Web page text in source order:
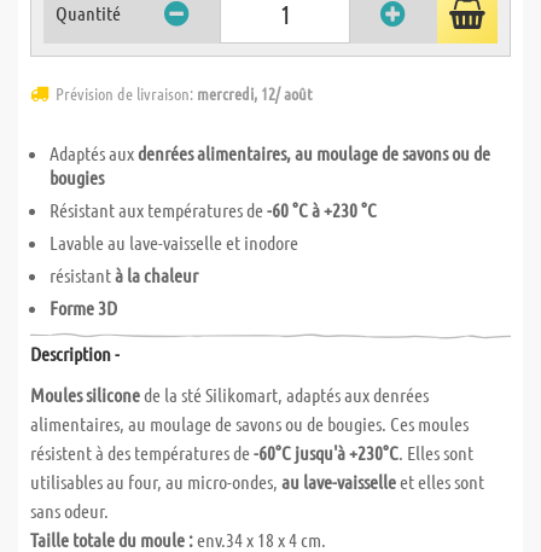
Quantité
Prévision de livraison: mercredi, 12/ août
Adaptés auxdenrées alimentaires, au moulage de savons ou de
bougies
Résistant aux températures de-60 °C à +230 °C
Lavable au lave-vaisselle et inodore
résistantà la chaleur
Forme 3D
Description -
Moules siliconede la sté Silikomart, adaptés aux denrées
alimentaires, au moulage de savons ou de bougies. Ces moules
résistent à des températures de-60°C jusqu'à +230°C. Elles sont
utilisables au four, au micro-ondes, au lave-vaisselleet elles sont
sans odeur.
Taille totale du moule :env.34 x 18 x 4 cm.